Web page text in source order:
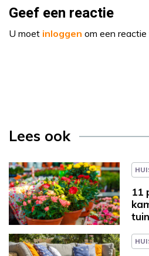
Geef een reactie
U moet inloggen om een
Lees ook
11